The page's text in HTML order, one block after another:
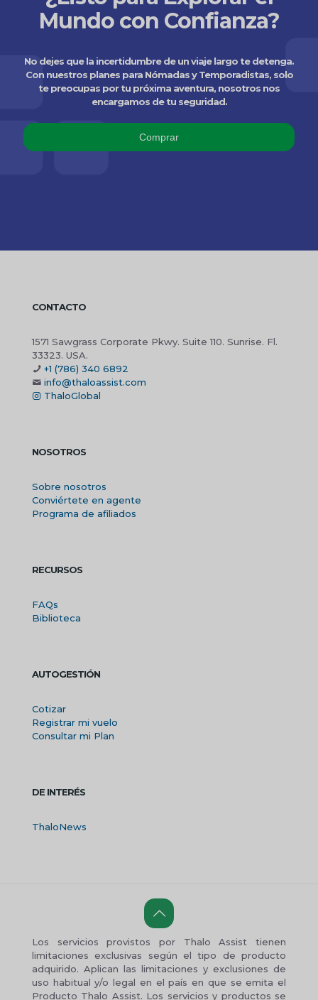
Mundo con Confianza?
No dejes que la incertidumbre de un viaje largo te detenga.
Con nuestros planes para Nómadas y Temporadistas, solo
te preocupas por tu próxima aventura, nosotros nos
encargamos de tu seguridad.
Comprar
CONTACTO
1571 Sawgrass Corporate Pkwy. Suite 110. Sunrise. Fl.
33323. USA.
+1 (786) 340 6892
info@thaloassist.com
ThaloGlobal
NOSOTROS
Sobre nosotros
Conviértete en agente
Programa de afiliados
RECURSOS
FAQs
Biblioteca
AUTOGESTIÓN
Cotizar
Registrar mi vuelo
Consultar mi Plan
DE INTERÉS
ThaloNews
Los servicios provistos por Thalo Assist tienen
limitaciones exclusivas según el tipo de producto
adquirido. Aplican las limitaciones y exclusiones de
uso habitual y/o legal en el país en que se emita el
Producto Thalo Assist. Los servicios y productos se